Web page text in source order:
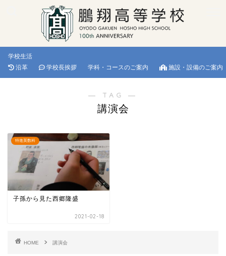
学校生活
沿革
学校長挨拶 学科・コースのご案内 施設・設備のご案内
― TAG ―
講演会
特進英数科
子孫から見た西郷隆盛
2021-02-18
HOME 講演会